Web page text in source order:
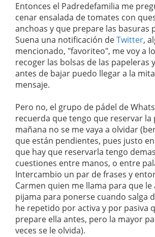
Entonces el Padredefamilia me
cenar ensalada de tomates con
anchoas y que prepare las basuras
Suena una notificación deTwitter,
mencionado, "favoriteo", me voy a
recoger las bolsas de las papeleras
antes de bajar puedo llegar a la
mensaje.
Pero no, el grupo de pádel de
recuerda que tengo que reservar la
mañana no se me vaya a olvidar
que están pendientes, pues justo
que hay que reservarla tengo
cuestiones entre manos, o entre
Intercambio un par de frases y
Carmen quien me llama para que le
pijama para ponerse cuando salga
he repetido por activa y por pasiva
prepare ella antes, pero la mayor
veces se le olvida).